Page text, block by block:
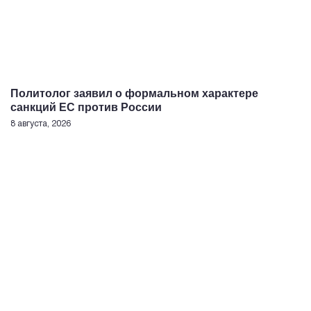
Политолог заявил о формальном характере
санкций ЕС против России
8 августа, 2026